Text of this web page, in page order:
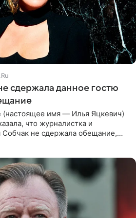
сдержала данное гостю
(настоящее имя — Илья Яцкевич)
что журналистка и
Собчак не сдержала обещание,